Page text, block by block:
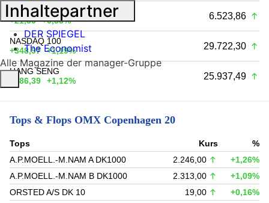
E-STOXX 50 ®
+21,30
+0,33% 6.523,86
NASDAQ 100
+348,97
+1,19% 29.722,30
HANG SENG
+286,39
+1,12% 25.937,49
Tops & Flops OMX Copenhagen 20
Tops Kurs
%
A.P.MOELL.-M.NAM A DK1000
2.246,00
+1,26%
A.P.MOELL.-M.NAM B DK1000
2.313,00
+1,09%
ORSTED A/S DK 10
19,00
+0,16%
Inhaltepartner
DER SPIEGEL
The Economist
Alle Magazine der manager-Gruppe